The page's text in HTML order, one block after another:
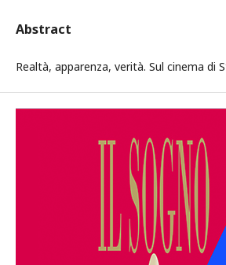
Abstract
Realtà, apparenza, verità. Sul cinema di